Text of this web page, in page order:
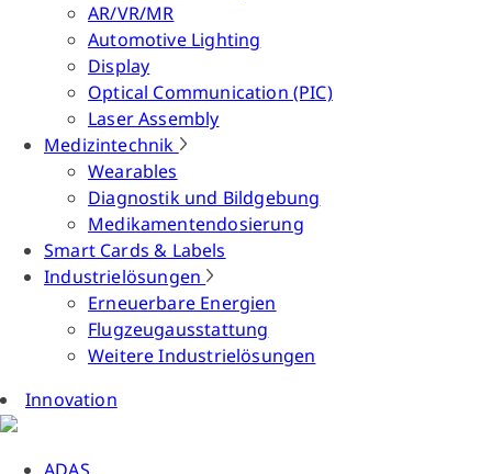
AR/VR/MR
Automotive Lighting
Display
Optical Communication (PIC)
Laser Assembly
Medizintechnik
Wearables
Diagnostik und Bildgebung
Medikamentendosierung
Smart Cards & Labels
Industrielösungen
Erneuerbare Energien
Flugzeugausstattung
Weitere Industrielösungen
Innovation